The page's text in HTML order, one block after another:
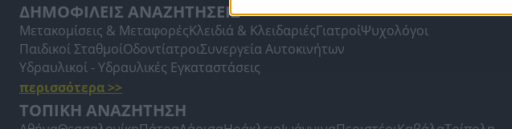
ΔΗΜΟΦΙΛΕΙΣ ΑΝΑΖΗΤΗΣΕΙΣ
Μετακομίσεις & ΜεταφορέςΚλειδιά & ΚλειδαριέςΓιατροίΨυχολόγοι
Παιδικοί ΣταθμοίΟδοντίατροιΣυνεργεία Αυτοκινήτων
Υδραυλικοί - Υδραυλικές Εγκαταστάσεις
περισσότερα >>
ΤΟΠΙΚΗ ΑΝΑΖΗΤΗΣΗ